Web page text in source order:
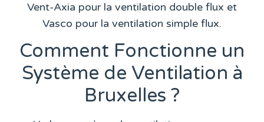
Vent-Axia pour la ventilation double flux et
Vasco pour la ventilation simple flux.
Comment Fonctionne un
Système de Ventilation à
Bruxelles ?